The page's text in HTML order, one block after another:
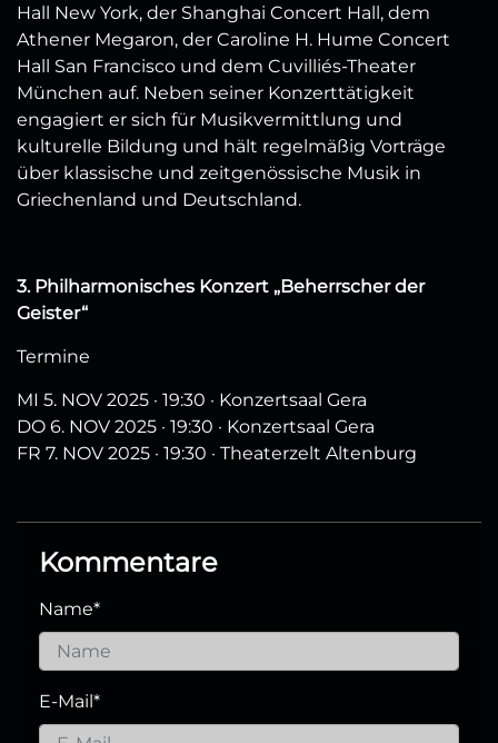
Hall New York, der Shanghai Concert Hall, dem
Athener Megaron, der Caroline H. Hume Concert
Hall San Francisco und dem Cuvilliés-Theater
München auf. Neben seiner Konzerttätigkeit
engagiert er sich für Musikvermittlung und
kulturelle Bildung und hält regelmäßig Vorträge
über klassische und zeitgenössische Musik in
Griechenland und Deutschland.
3. Philharmonisches Konzert „Beherrscher der
Geister“
Termine
MI 5. NOV 2025 · 19:30 · Konzertsaal Gera
DO 6. NOV 2025 · 19:30 · Konzertsaal Gera
FR 7. NOV 2025 · 19:30 · Theaterzelt Altenburg
Kommentare
Name*
E-Mail*